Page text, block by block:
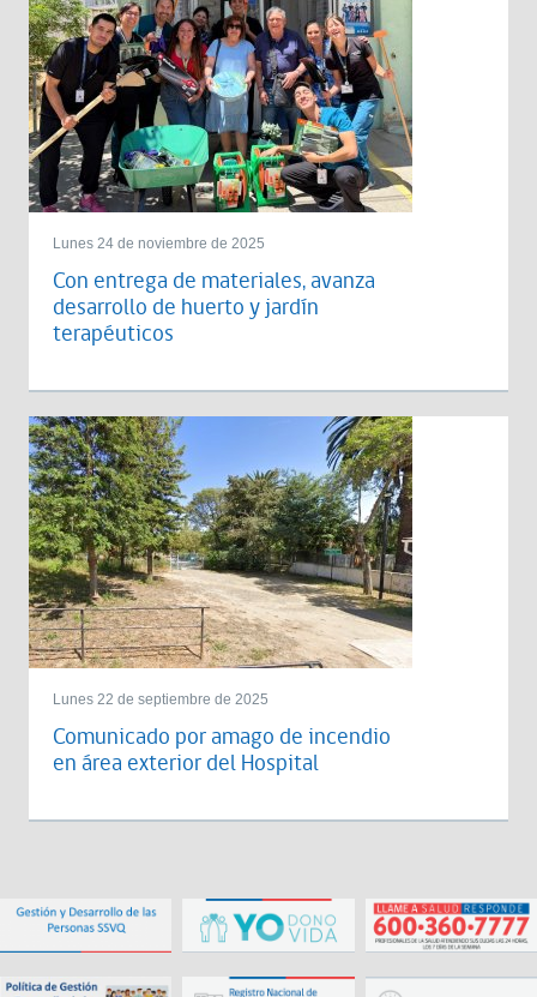
Lunes 24 de noviembre de 2025
Con entrega de materiales, avanza
desarrollo de huerto y jardín
terapéuticos
Lunes 22 de septiembre de 2025
Comunicado por amago de incendio
en área exterior del Hospital